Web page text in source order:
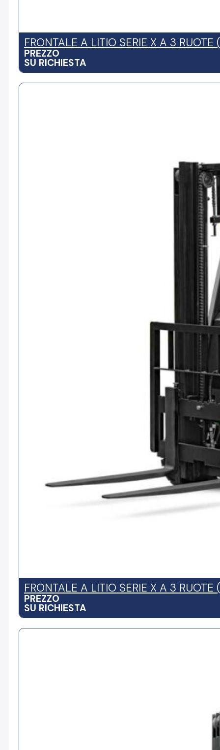
FRONTALE A LITIO SERIE X A 3
PREZZO
SU RICHIESTA
FRONTALE A LITIO SERIE X A 3 RUOTE
PREZZO
SU RICHIESTA